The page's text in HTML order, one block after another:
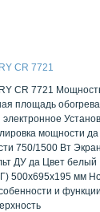
CR 7721
CR 7721
площадь
мощности да
750/1500 Вт
ДУ да Цвет белый
500x695x195 мм
и функции